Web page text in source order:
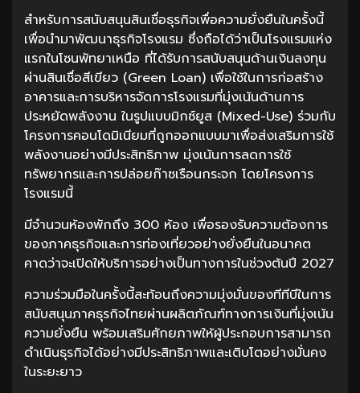
สำหรับการสนับสนุนสินเชื่อธุรกิจเพื่อความยั่งยืนในครั้งนี้
เพื่อนำมาพัฒนาธุรกิจโรงแรม ซึ่งถือได้ว่าเป็นโรงแรมแห่ง
แรกในโซนพัทยาเหนือ ที่ได้รับการสนับสนุนด้านเงินลงทุน
ผ่านสินเชื่อสีเขียว (Green Loan) เพื่อใช้ในการก่อสร้าง
อาคารและการบริหารจัดการโรงแรมที่มุ่งเน้นด้านการ
ประหยัดพลังงาน ในรูปแบบมิกซ์ยูส (Mixed-Use) ร่วมกับ
โครงการคอนโดมิเนียมที่ถูกออกแบบมาเพื่อส่งเสริมการใช้
พลังงานอย่างมีประสิทธิภาพ มุ่งเน้นการลดการใช้
ทรัพยากรและการปล่อยก๊าซเรือนกระจก โดยโครงการ
โรงแรมนี้
มีจำนวนห้องพักถึง 300 ห้อง เพื่อรองรับความต้องการ
ของภาคธุรกิจและการท่องเที่ยวอย่างยั่งยืนในอนาคต
คาดว่าจะเปิดให้บริการอย่างเป็นทางการในช่วงต้นปี 2027
ความร่วมมือในครั้งนี้สะท้อนถึงความมุ่งมั่นของทีทีบีในการ
สนับสนุนภาคธุรกิจไทยผ่านผลิตภัณฑ์ทางการเงินที่มุ่งเน้น
ความยั่งยืน พร้อมเสริมศักยภาพให้ผู้ประกอบการสามารถ
ดำเนินธุรกิจได้อย่างมีประสิทธิภาพและเติบโตอย่างมั่นคง
ในระยะยาว